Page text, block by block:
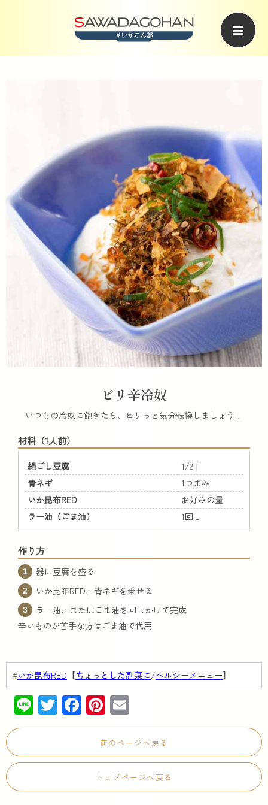
ピリ辛冷奴
いつもの冷奴に飽きたら、ピリっと気分転換しましょう！
材料（1人前）
絹ごし豆腐
1/2丁
青ネギ
1つまみ
いか昆布RED
お好みの量
ラー油（ごま油）
1回し
作り方
器に豆腐を盛る
いか昆布RED、青ネギを乗せる
ラー油、またはごま油を回しかけて完成
辛いものが苦手な方はごま油で代用
#いか昆布RED 【ちょっとした副菜に/ヘルシーメニュー】
LineTwitter
Facebook
Pinterest
前のページへ戻る
トップページへ戻る